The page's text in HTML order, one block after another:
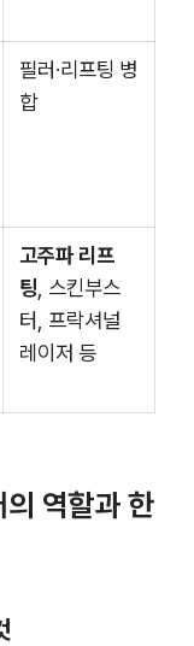
필러·리프팅 병
합
고주파 리프
팅, 스킨부스
터, 프락셔널
레이저 등
역할과 한